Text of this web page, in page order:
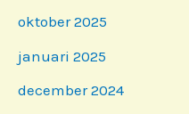
oktober 2025
januari 2025
december 2024